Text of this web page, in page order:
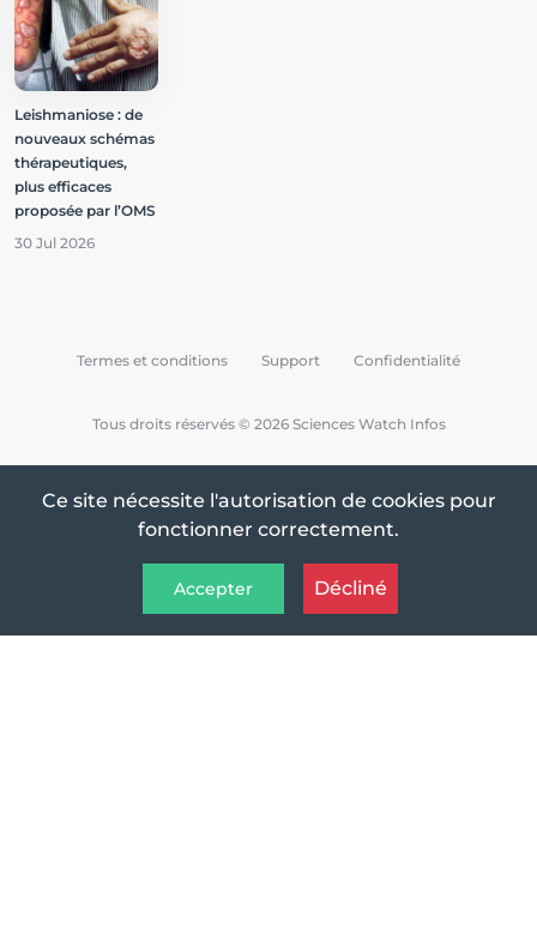
Leishmaniose : de
nouveaux schémas
thérapeutiques,
plus efficaces
proposée par l’OMS
30 Jul 2026
Tous droits réservés © 2026 Sciences Watch Infos
Termes et conditions Support Confidentialité
Ce site nécessite l'autorisation de cookies pour
fonctionner correctement.
Accepter Décliné